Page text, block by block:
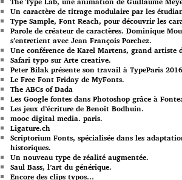
Un caractère de titrage modulaire par les
Type Sample, Font Reach, pour découvrir les
Parole de créateur de caractères. Dominique
s’entretient avec Jean François Porchez.
Une conférence de Karel Martens, grand artiste
Safari typo sur Arte creative.
Peter Bilak présente son travail à TypeParis
Le Free Font Friday de MyFonts.
The ABCs of Dada
Les Google fontes dans Photoshop grâce à
Les jeux d’écriture de Benoît Bodhuin.
mooc digital media. paris.
Ligature.ch
Scriptorium Fonts, spécialisée dans les
historiques.
Un nouveau type de réalité augmentée.
Saul Bass, l’art du générique.
Encore des clips typos…